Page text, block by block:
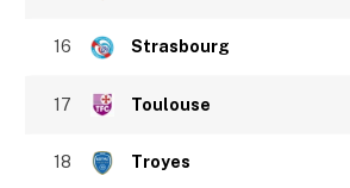
16 Strasbourg
17 Toulouse
18 Troyes